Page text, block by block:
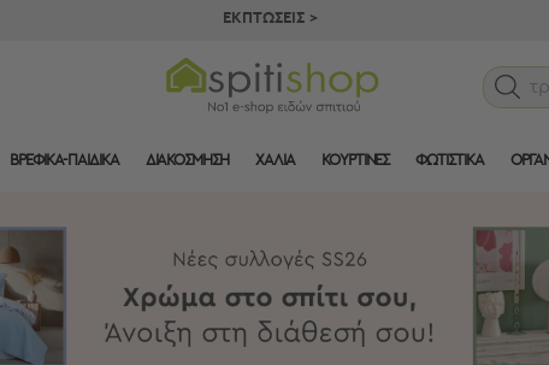
ΕΚΠΤΩΣΕΙΣ >
ΒΡΕΦΙΚΑ-ΠΑΙΔΙΚΑ ΔΙΑΚΟΣΜΗΣΗ ΧΑΛΙΑ ΚΟΥΡΤΙΝΕΣ ΦΩΤΙΣΤΙΚΑ